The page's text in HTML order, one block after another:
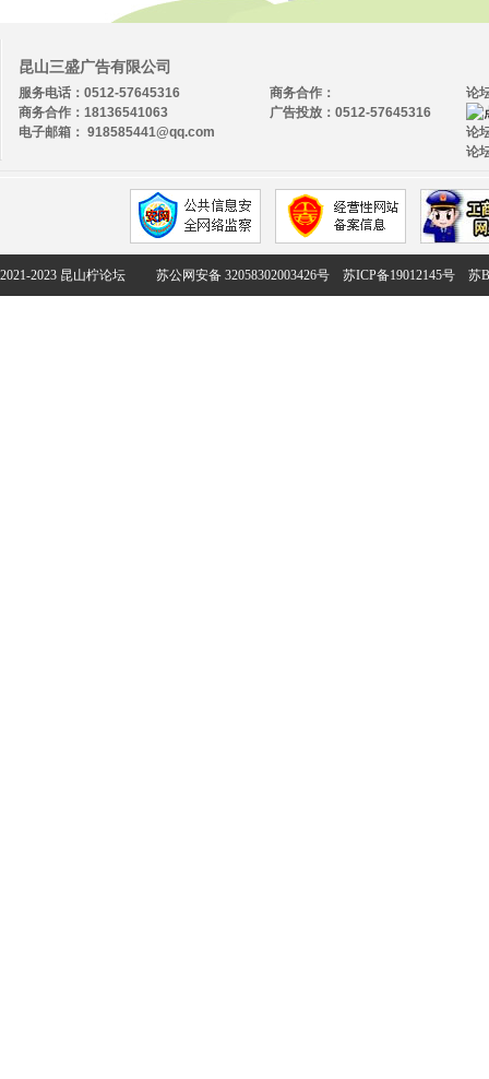
昆山三盛广告有限公司
服务电话：0512-57645316
商务合作：18136541063
电子邮箱： 918585441@qq.com
论
论
论
商务合作：
广告投放：0512-57645316
2021-2023 昆山柠论坛 苏公网安备 32058302003426号 苏ICP备19012145号 苏